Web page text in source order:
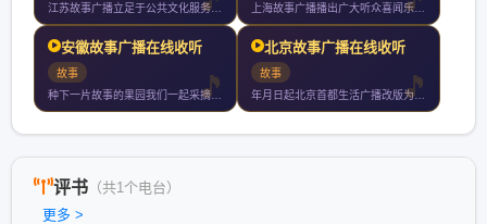
江苏故事广播立足于公共文化服务秉承人文精神致力于打造一个综合
上海故事广播播出广大听众喜闻乐见的丰富节目内容有当代畅销小说
安徽故事广播在线收听
故事
种下一片故事的果园我们一起采摘与收获关注安徽故事频率新鲜福利
北京故事广播在线收听
故事
年月日起北京首都生活广播改版为北京故事广播是北京第一家以讲故
评书 （共1个电台）
更多 >